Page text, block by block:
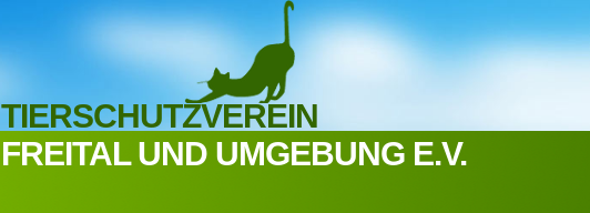
TIERSCHUTZVEREIN
FREITAL UND UMGEBUNG E.V.